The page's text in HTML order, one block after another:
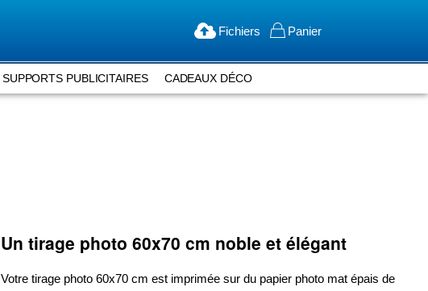
Fichiers Panier
SUPPORTS PUBLICITAIRES CADEAUX DÉCO
Un tirage photo60x70 cm noble et élégant
Votre tirage photo60x70 cm est imprimée sur du papier photo mat épais de